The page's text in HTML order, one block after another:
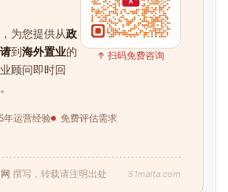
为您提供从政
到海外置业的
顾问即时回
5年运营经验 免费评估需求
↑ 扫码免费咨询
撰写，转载请注明出处 51malta.com